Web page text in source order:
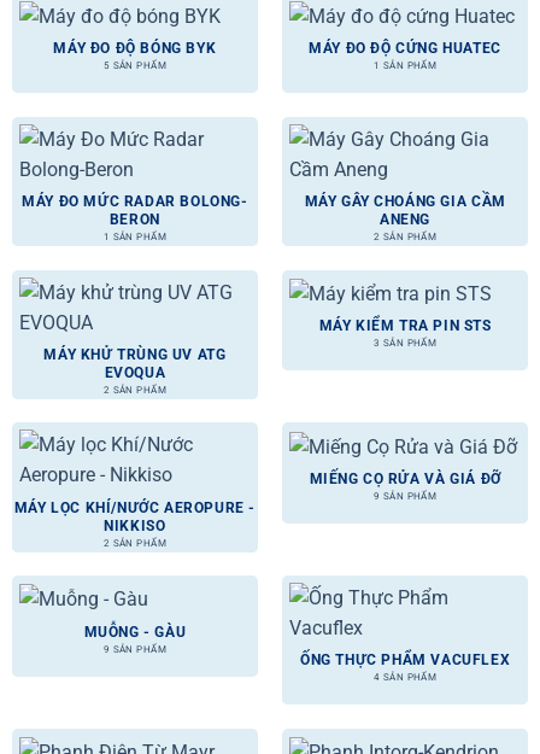
MÁY ĐO ĐỘ BÓNG BYK
5 SẢN PHẨM
MÁY ĐO ĐỘ CỨNG HUATEC
1 SẢN PHẨM
MÁY ĐO MỨC RADAR BOLONG-
BERON
1 SẢN PHẨM
MÁY GÂY CHOÁNG GIA CẦM
ANENG
2 SẢN PHẨM
MÁY KHỬ TRÙNG UV ATG
EVOQUA
2 SẢN PHẨM
MÁY KIỂM TRA PIN STS
3 SẢN PHẨM
MÁY LỌC KHÍ/NƯỚC AEROPURE -
NIKKISO
2 SẢN PHẨM
MIẾNG CỌ RỬA VÀ GIÁ ĐỠ
9 SẢN PHẨM
MUỖNG - GÀU
9 SẢN PHẨM
ỐNG THỰC PHẨM VACUFLEX
4 SẢN PHẨM